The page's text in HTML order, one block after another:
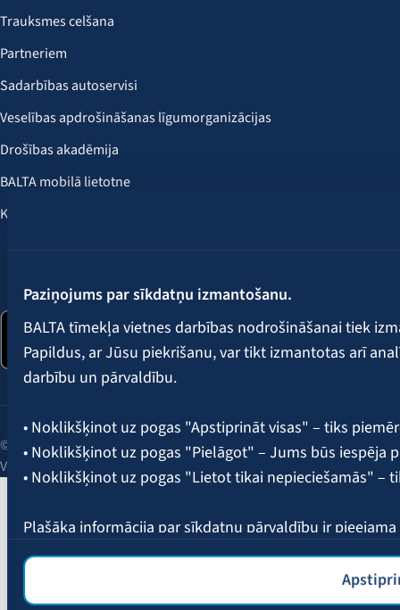
Paziņojums par sīkdatņu izmantošanu.
BALTA tīmekļa vietnes darbības nodrošināšanai tiek
Papildus, ar Jūsu piekrišanu, var tikt izmantotas arī
darbību un pārvaldību.
• Noklikšķinot uz pogas "Apstiprināt visas" – tiks
• Noklikšķinot uz pogas "Pielāgot" – Jums būs iespēja
• Noklikšķinot uz pogas "Lietot tikai nepieciešamās" –
Plašāka informācija par sīkdatņu pārvaldību ir pieejama
Trauksmes celšana
Partneriem
Sadarbības autoservisi
Veselības apdrošināšanas līgumorganizācijas
Drošības akadēmija
BALTA mobilā lietotne
Klientu labumi
© 2026 AAS BALTA | Skanstes iela 25, Rīga, LV-1013, Latvija.
Vienotais reģ. Nr. 40003049409.